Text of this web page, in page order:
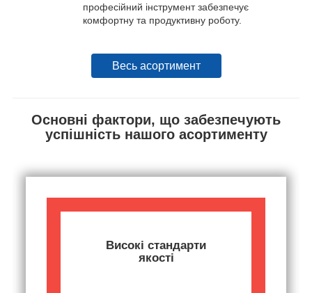
професійний інструмент забезпечує
комфортну та продуктивну роботу.
Весь асортимент
Основні фактори, що забезпечують
успішність нашого асортименту
Високі стандарти
якості